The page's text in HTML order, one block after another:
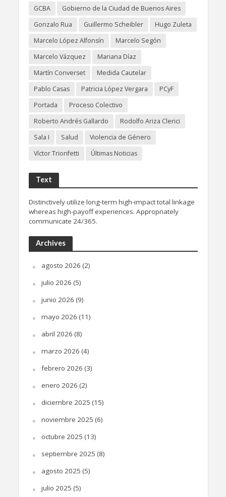
GCBA
Gobierno de la Ciudad de Buenos Aires
Gonzalo Rua
Guillermo Scheibler
Hugo Zuleta
Marcelo López Alfonsín
Marcelo Segón
Marcelo Vázquez
Mariana Díaz
Martín Converset
Medida Cautelar
Pablo Casas
Patricia López Vergara
PCyF
Portada
Proceso Colectivo
Roberto Andrés Gallardo
Rodolfo Ariza Clerici
Sala I
Salud
Violencia de Género
Víctor Trionfetti
Últimas Noticias
Text
Distinctively utilize long-term high-impact total linkage
whereas high-payoff experiences. Appropriately
communicate 24/365.
Archives
agosto 2026 (2)
julio 2026 (5)
junio 2026 (9)
mayo 2026 (11)
abril 2026 (8)
marzo 2026 (4)
febrero 2026 (3)
enero 2026 (2)
diciembre 2025 (15)
noviembre 2025 (6)
octubre 2025 (13)
septiembre 2025 (8)
agosto 2025 (5)
julio 2025 (5)